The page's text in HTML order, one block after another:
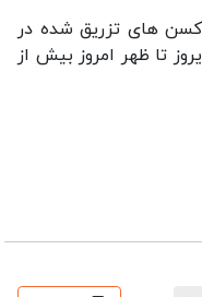
های تزریق شده در
ظهر دیروز تا ظهر امروز بیش از